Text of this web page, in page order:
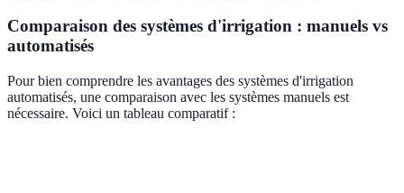
Comparaison des systèmes d'irrigation : manuels vs
automatisés
Pour bien comprendre les avantages des systèmes d'irrigation
automatisés, une comparaison avec les systèmes manuels est
nécessaire. Voici un tableau comparatif :